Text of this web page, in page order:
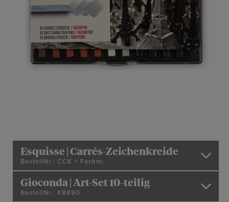
Esquisse | Carrés-Zeichenkreide
BestellNr.: CCK + Farbnr.
Gioconda | Art-Set 10-teilig
BestellNr.: K8890